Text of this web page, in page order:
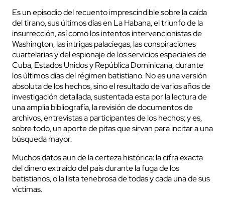
Es un episodio del recuento imprescindible sobre la caída
del tirano, sus últimos días en La Habana, el triunfo de la
insurrección, así como los intentos intervencionistas de
Washington, las intrigas palaciegas, las conspiraciones
cuartelarias y del espionaje de los servicios especiales de
Cuba, Estados Unidos y República Dominicana, durante
los últimos días del régimen batistiano. No es una versión
absoluta de los hechos, sino el resultado de varios años de
investigación detallada, sustentada esta por la lectura de
una amplia bibliografía, la revisión de documentos de
archivos, entrevistas a participantes de los hechos; y es,
sobre todo, un aporte de pitas que sirvan para incitar a una
búsqueda mayor.
Muchos datos aun de la certeza histórica: la cifra exacta
del dinero extraído del país durante la fuga de los
batistianos, o la lista tenebrosa de todas y cada una de sus
víctimas.